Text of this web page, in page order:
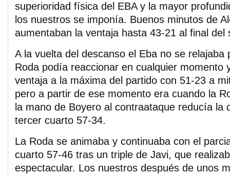
superioridad física del EBA y la mayor
los nuestros se imponía. Buenos minutos de
aumentaban la ventaja hasta 43-21 al final del
A la vuelta del descanso el Eba no se relajaba
Roda podía reaccionar en cualquier momento
ventaja a la máxima del partido con 51-23 a
pero a partir de ese momento era cuando la
la mano de Boyero al contraataque reducía la
tercer cuarto 57-34.
La Roda se animaba y continuaba con el
cuarto 57-46 tras un triple de Javi, que
espectacular. Los nuestros después de unos